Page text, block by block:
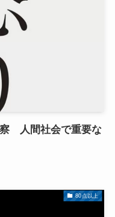
察 人間社会で重要な
80点以上